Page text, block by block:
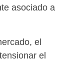
asociado a
el
el